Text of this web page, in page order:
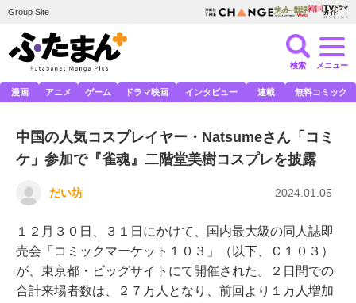
Group Site
検索 メニュー
漫画 アニメ ゲーム ドラマ映画 インタビュー 連載 無料コミック
中国の人気コスプレイヤー・Natsumeさん「コミ
ケ」参加で『雀魂』二階堂美樹コスプレを披露
だい坊 2024.01.05
１２月３０日、３１日にかけて、国内最大級の同人誌即
売会「コミックマーケット１０３」（以下、Ｃ１０３）
が、東京都・ビッグサイトにて開催された。２日間での
合計来場者数は、２７万人となり、前回より１万人増加